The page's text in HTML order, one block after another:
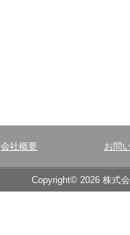
会社概要 お問
Copyright© 2026 株式